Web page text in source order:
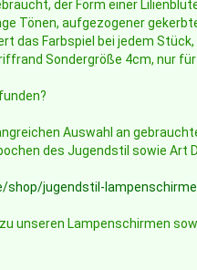
der Form einer
Tönen, aufgezogener
das Farbspiel bei jedem
Sondergröße 4cm, nur
Auswahl an
des Jugendstil sowie Art
shop/jugendstil-
unseren Lampenschirmen